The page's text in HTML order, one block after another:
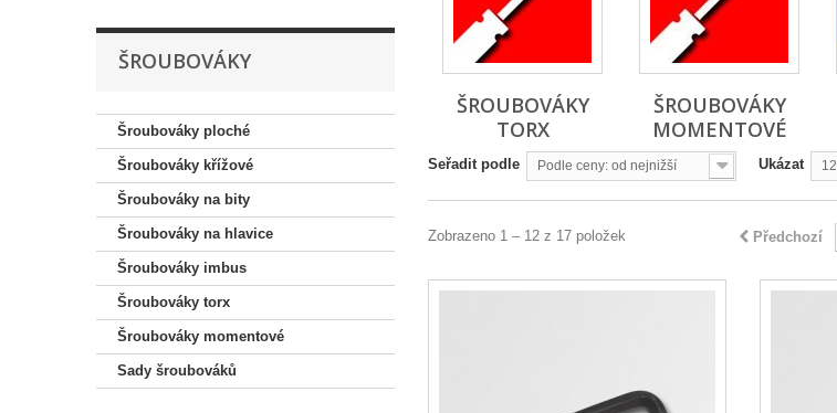
ŠROUBOVÁKY
Šroubováky ploché
Šroubováky křížové
Šroubováky na bity
Šroubováky na hlavice
Šroubováky imbus
Šroubováky torx
Šroubováky momentové
Sady šroubováků
ŠROUBOVÁKY
TORX
ŠROUBOVÁKY
MOMENTOVÉ
Seřadit podle Podle ceny: od nejnižší Ukázat 12
Předchozí
Zobrazeno 1 – 12 z 17 položek